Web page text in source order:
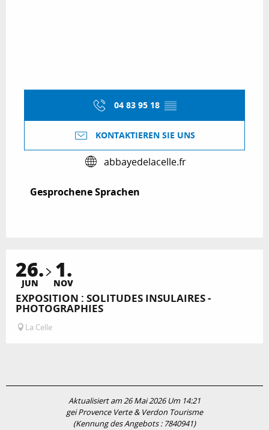
04 83 95 18 ▒▒
KONTAKTIEREN SIE UNS
abbayedelacelle.fr
Gesprochene Sprachen
Gesprochene Sprachen
26.
JUN 1.
NOV
EXPOSITION : SOLITUDES INSULAIRES -
PHOTOGRAPHIES
La Celle
Aktualisiert am 26 Mai 2026 Um 14:21
gei Provence Verte & Verdon Tourisme
(Kennung des Angebots : 7840941)